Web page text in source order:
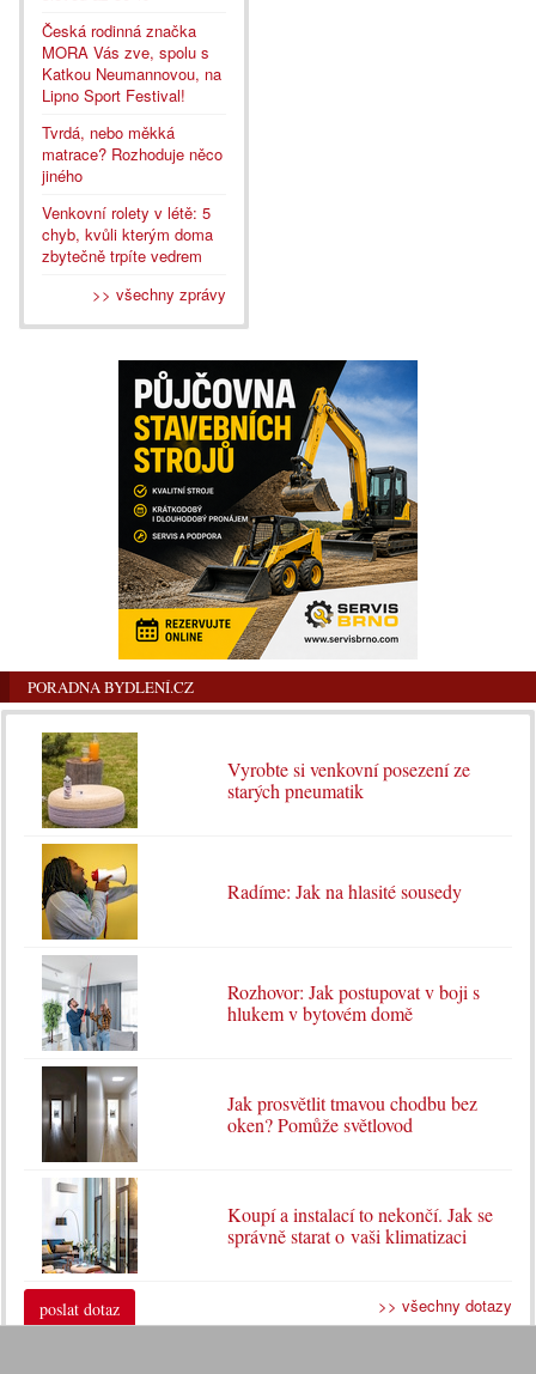
Česká rodinná značka
MORA Vás zve, spolu s
Katkou Neumannovou, na
Lipno Sport Festival!
Tvrdá, nebo měkká
matrace? Rozhoduje něco
jiného
Venkovní rolety v létě: 5
chyb, kvůli kterým doma
zbytečně trpíte vedrem
>> všechny zprávy
PORADNA BYDLENÍ.CZ
Vyrobte si venkovní posezení ze
starých pneumatik
Radíme: Jak na hlasité sousedy
Rozhovor: Jak postupovat v boji s
hlukem v bytovém domě
Jak prosvětlit tmavou chodbu bez
oken? Pomůže světlovod
Koupí a instalací to nekončí. Jak se
správně starat o vaši klimatizaci
poslat dotaz >> všechny dotazy